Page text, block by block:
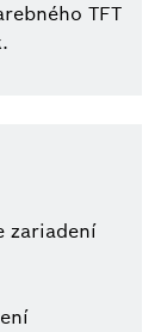
TFT
zariadení